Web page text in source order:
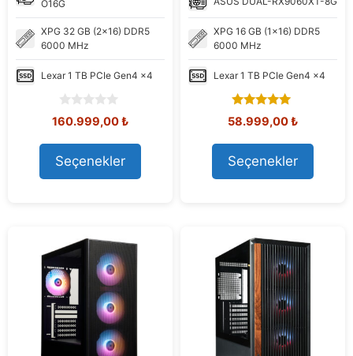
O16G
XPG 32 GB (2x16) DDR5
6000 MHz
Lexar 1 TB PCIe Gen4 x4
0
o
u
t
o
f
Orijinal
168.960,73 ₺.
160.999,00₺Şu
Seçenekler
XPG 16 GB (1x16) DDR5
6000 MHz
Lexar 1 TB PCIe Gen4 x4
5.00
out of 5
Orijinal
63.060,99 ₺.
58.999,00₺Şu
Seçenekler